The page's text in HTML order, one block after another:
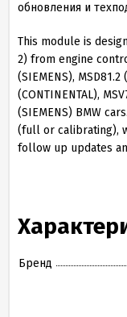
обновления и
This module is
2) from engine
(SIEMENS), MSD81.2
(CONTINENTAL),
(SIEMENS) BMW
(full or calibrating),
follow up updates
Бренд